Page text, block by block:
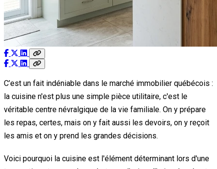
C’est un fait indéniable dans le marché immobilier québécois :
la cuisine n'est plus une simple pièce utilitaire, c'est le
véritable centre névralgique de la vie familiale. On y prépare
les repas, certes, mais on y fait aussi les devoirs, on y reçoit
les amis et on y prend les grandes décisions.
Voici pourquoi la cuisine est l'élément déterminant lors d'une